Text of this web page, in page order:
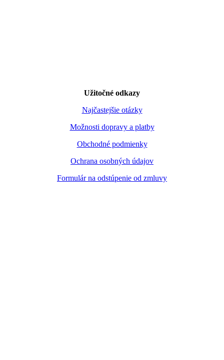
Užitočné odkazy
Najčastejšie otázky
Možnosti dopravy a platby
Obchodné podmienky
Ochrana osobných údajov
Formulár na odstúpenie od zmluvy